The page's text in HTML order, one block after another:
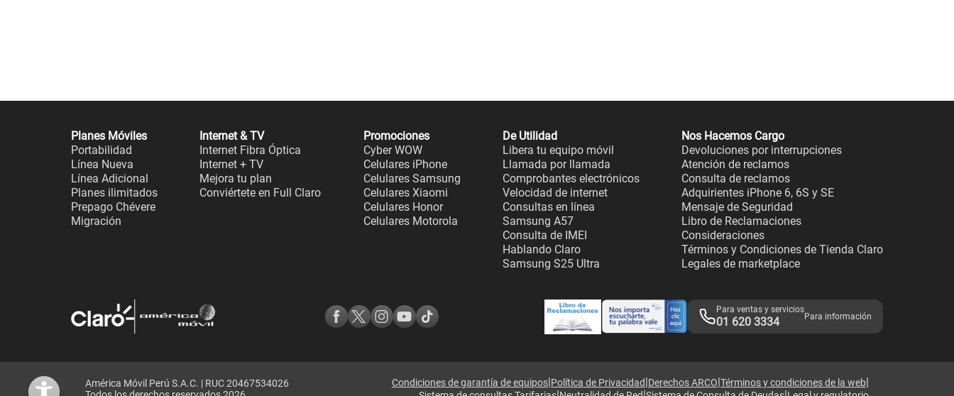
Planes Móviles
Portabilidad
Línea Nueva
Línea Adicional
Planes ilimitados
Prepago Chévere
Migración
Internet & TV
Internet Fibra Óptica
Internet + TV
Mejora tu plan
Conviértete en Full Claro
Promociones
Cyber WOW
Celulares iPhone
Celulares Samsung
Celulares Xiaomi
Celulares Honor
Celulares Motorola
De Utilidad
Libera tu equipo móvil
Llamada por llamada
Comprobantes electrónicos
Velocidad de internet
Consultas en línea
Samsung A57
Consulta de IMEI
Hablando Claro
Samsung S25 Ultra
Nos Hacemos Cargo
Devoluciones por interrupciones
Atención de reclamos
Consulta de reclamos
Adquirientes iPhone 6, 6S y SE
Mensaje de Seguridad
Libro de Reclamaciones
Consideraciones
Términos y Condiciones de Tienda Claro
Legales de marketplace
Para ventas y servicios
01 620 3334 Para información
América Móvil Perú S.A.C. | RUC 20467534026
Condiciones de garantía de equipos|Política de Privacidad|Derechos ARCO|Términos y condiciones de la web|